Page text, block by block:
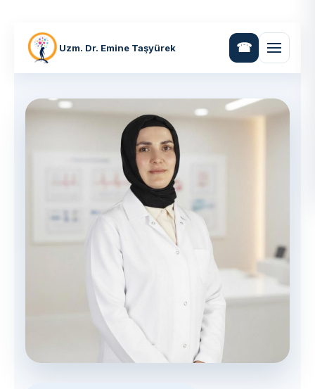
Uzm. Dr. Emine Taşyürek